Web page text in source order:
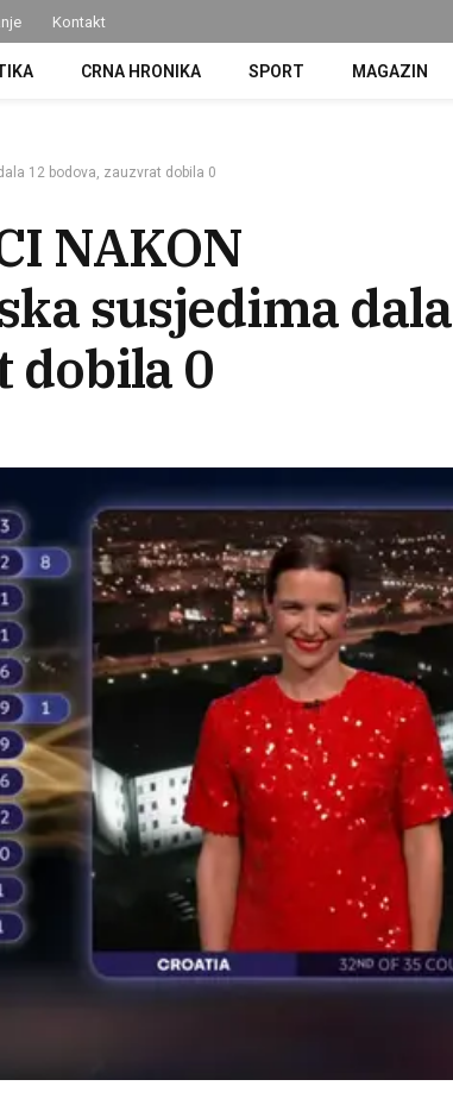
Kontakt
CRNA HRONIKA SPORT MAGAZIN
12 bodova, zauzvrat dobila 0
NAKON
susjedima dala
dobila 0